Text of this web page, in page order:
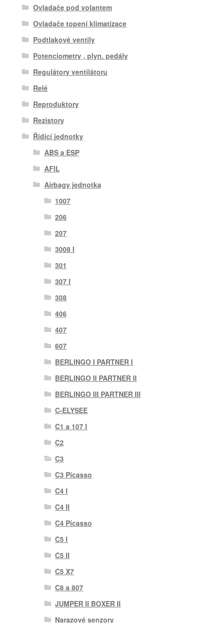
Ovladače pod volantem
Ovladače topení klimatizace
Podtlakové ventily
Potenciometry , plyn. pedály
Regulátory ventilátoru
Relé
Reproduktory
Rezistory
Řídící jednotky
ABS a ESP
AFIL
Airbagy jednotka
1007
206
207
3008 I
301
307 I
308
406
407
607
BERLINGO I PARTNER I
BERLINGO II PARTNER II
BERLINGO III PARTNER III
C-ELYSEE
C1 a 107 I
C2
C3
C3 Picasso
C4 I
C4 II
C4 Picasso
C5 I
C5 II
C5 X7
C8 a 807
JUMPER II BOXER II
Narazové senzory